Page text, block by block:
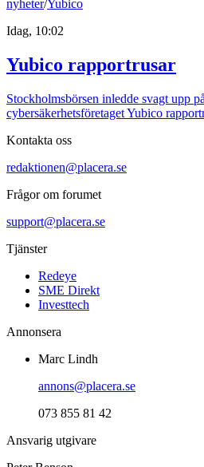
nyheter/Yubico
Idag, 10:02
Yubico rapportrusar
Stockholmsbörsen inledde svagt upp
cybersäkerhetsföretaget Yubico
Kontakta oss
redaktionen@placera.se
Frågor om forumet
support@placera.se
Tjänster
Redeye
SME Direkt
Investtech
Annonsera
Marc Lindh
annons@placera.se
073 855 81 42
Ansvarig utgivare